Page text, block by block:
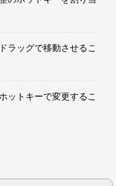
ラッグで移動させるこ
ットキーで変更するこ